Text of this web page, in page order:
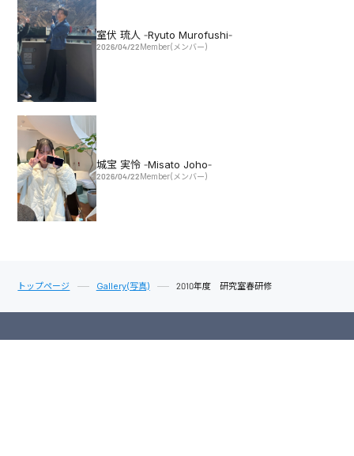
室伏 琉人 -Ryuto Murofushi-
2026/04/22Member(メンバー)
城宝 実怜 -Misato Joho-
2026/04/22Member(メンバー)
トップページ Gallery(写真) 2010年度 研究室春研修